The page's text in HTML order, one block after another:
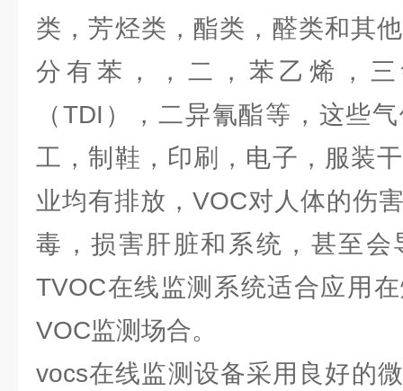
类，芳烃类，酯类，醛类和其
分有苯，，二，苯乙烯，
（TDI），二异氰酯等，这些
工，制鞋，印刷，电子，服装
业均有排放，VOC对人体的伤
毒，损害肝脏和系统，甚至会
TVOC在线监测系统适合应用
VOC监测场合。
vocs在线监测设备采用良好的